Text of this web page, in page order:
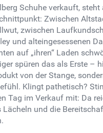
Schuhe verkauft, steht
Zwischen
zwischen
und alteingesessenen
auf „ihren“ Laden
spüren das als Erste –
von der Stange,
Klingt pathetisch?
Tag im Verkauf mit: Da
Lächeln und die